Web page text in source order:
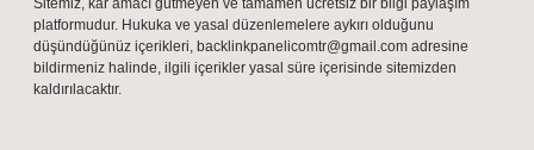
Sitemiz, kar amacı gütmeyen ve tamamen ücretsiz bir bilgi paylaşım
platformudur. Hukuka ve yasal düzenlemelere aykırı olduğunu
düşündüğünüz içerikleri, backlinkpanelicomtr@gmail.com adresine
bildirmeniz halinde, ilgili içerikler yasal süre içerisinde sitemizden
kaldırılacaktır.